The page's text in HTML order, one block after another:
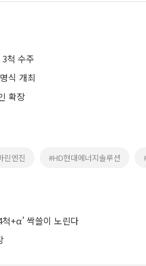
척 수주
식 개최
확장
린엔진 #HD현대에너지솔루션
+α’ 싹쓸이 노린다